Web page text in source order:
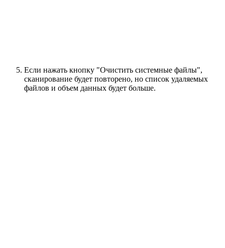
Если нажать кнопку "Очистить системные файлы",
сканирование будет повторено, но список удаляемых
файлов и объем данных будет больше.